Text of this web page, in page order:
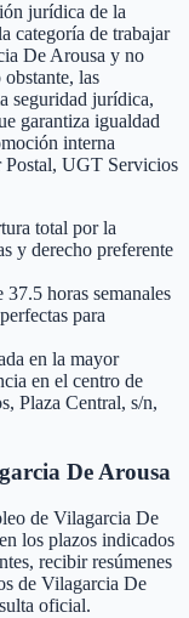
jurídica de la
categoría de trabajar
De Arousa y no
las
seguridad jurídica,
garantiza igualdad
interna
UGT Servicios
total por la
y derecho preferente
37.5 horas semanales
para
en la mayor
en el centro de
Plaza Central, s/n,
De Arousa
de Vilagarcia De
los plazos indicados
recibir resúmenes
de Vilagarcia De
oficial.